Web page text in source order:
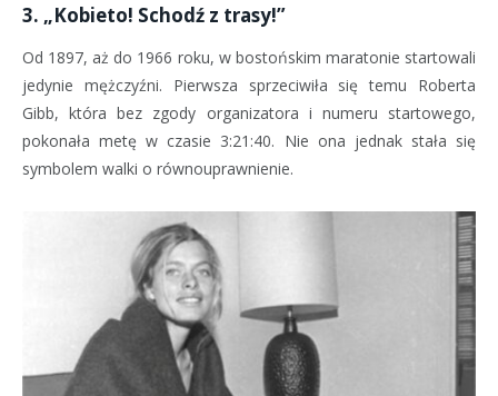
3. „Kobieto! Schodź z trasy!”
Od 1897, aż do 1966 roku, w bostońskim maratonie startowali
jedynie mężczyźni. Pierwsza sprzeciwiła się temu Roberta
Gibb, która bez zgody organizatora i numeru startowego,
pokonała metę w czasie 3:21:40. Nie ona jednak stała się
symbolem walki o równouprawnienie.